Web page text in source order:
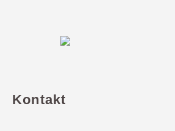
Kontakt